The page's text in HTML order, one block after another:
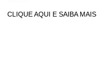
CLIQUE AQUI E SAIBA MAIS